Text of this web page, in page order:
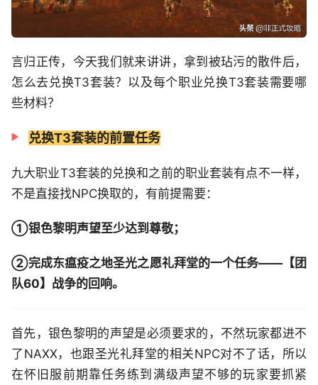
言归正传，今天我们就来讲讲，拿到被玷污的散件后，
怎么去兑换T3套装？以及每个职业兑换T3套装需要哪
些材料？
兑换T3套装的前置任务
九大职业T3套装的兑换和之前的职业套装有点不一样，
不是直接找NPC换取的，有前提需要：
①银色黎明声望至少达到尊敬；
②完成东瘟疫之地圣光之愿礼拜堂的一个任务——【团
队60】战争的回响。
首先，银色黎明的声望是必须要求的，不然玩家都进不
了NAXX，也跟圣光礼拜堂的相关NPC对不了话，所以
在怀旧服前期靠任务练到满级声望不够的玩家要抓紧